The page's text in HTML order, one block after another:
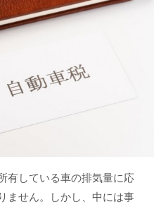
有している車の排気量に応
ません。しかし、中には事